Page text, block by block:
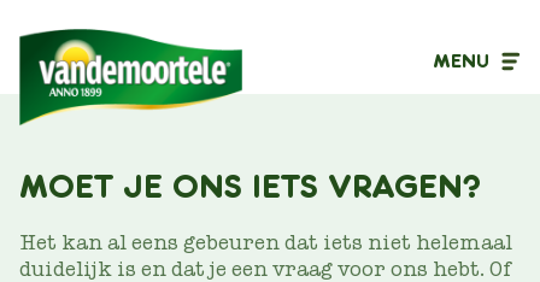
MENU
Inhoudstype
MOET JE ONS IETS VRAGEN?
Het kan al eens gebeuren dat iets niet helemaal
duidelijk is en dat je een vraag voor ons hebt. Of